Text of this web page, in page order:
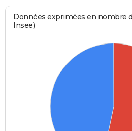
Données exprimées en nombre
Insee)